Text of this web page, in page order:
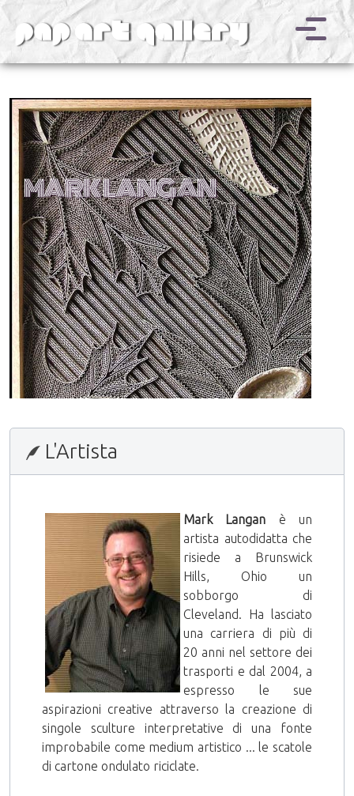
v
MARK LANGAN
L'Artista
Mark Langan è un
artista autodidatta che
risiede a Brunswick
Hills, Ohio un
sobborgo di
Cleveland. Ha lasciato
una carriera di più di
20 anni nel settore dei
trasporti e dal 2004, a
espresso le sue
aspirazioni creative attraverso la creazione di
singole sculture interpretative di una fonte
improbabile come medium artistico ... le scatole
di cartone ondulato riciclate.